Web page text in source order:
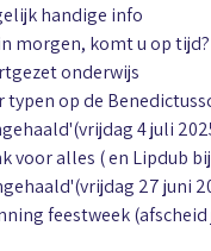
handige info
morgen, komt u op tijd?
onderwijs
typen op de
4 juli
voor alles ( en Lipdub
27 juni
feestweek